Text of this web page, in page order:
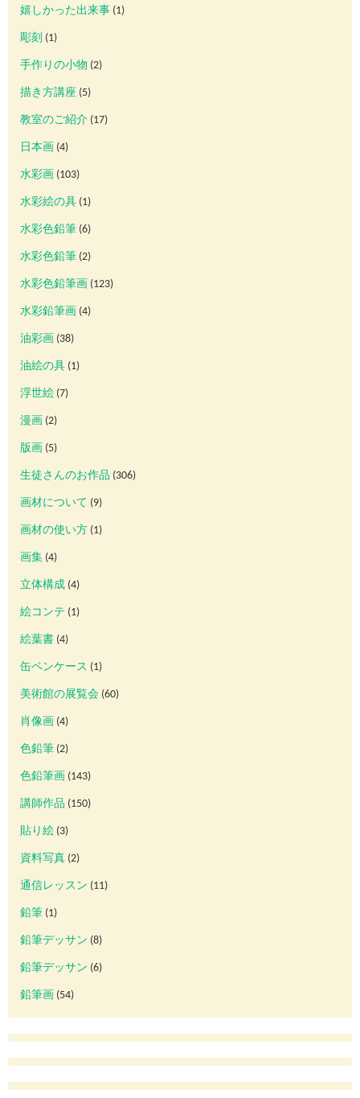
嬉しかった出来事 (1)
彫刻 (1)
手作りの小物 (2)
描き方講座 (5)
教室のご紹介 (17)
日本画 (4)
水彩画 (103)
水彩絵の具 (1)
水彩色鉛筆 (6)
水彩色鉛筆 (2)
水彩色鉛筆画 (123)
水彩鉛筆画 (4)
油彩画 (38)
油絵の具 (1)
浮世絵 (7)
漫画 (2)
版画 (5)
生徒さんのお作品 (306)
画材について (9)
画材の使い方 (1)
画集 (4)
立体構成 (4)
絵コンテ (1)
絵葉書 (4)
缶ペンケース (1)
美術館の展覧会 (60)
肖像画 (4)
色鉛筆 (2)
色鉛筆画 (143)
講師作品 (150)
貼り絵 (3)
資料写真 (2)
通信レッスン (11)
鉛筆 (1)
鉛筆デッサン (8)
鉛筆デッサン (6)
鉛筆画 (54)